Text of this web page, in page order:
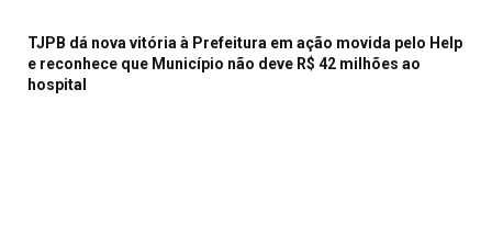
TJPB dá nova vitória à Prefeitura em ação movida pelo Help
e reconhece que Município não deve R$ 42 milhões ao
hospital